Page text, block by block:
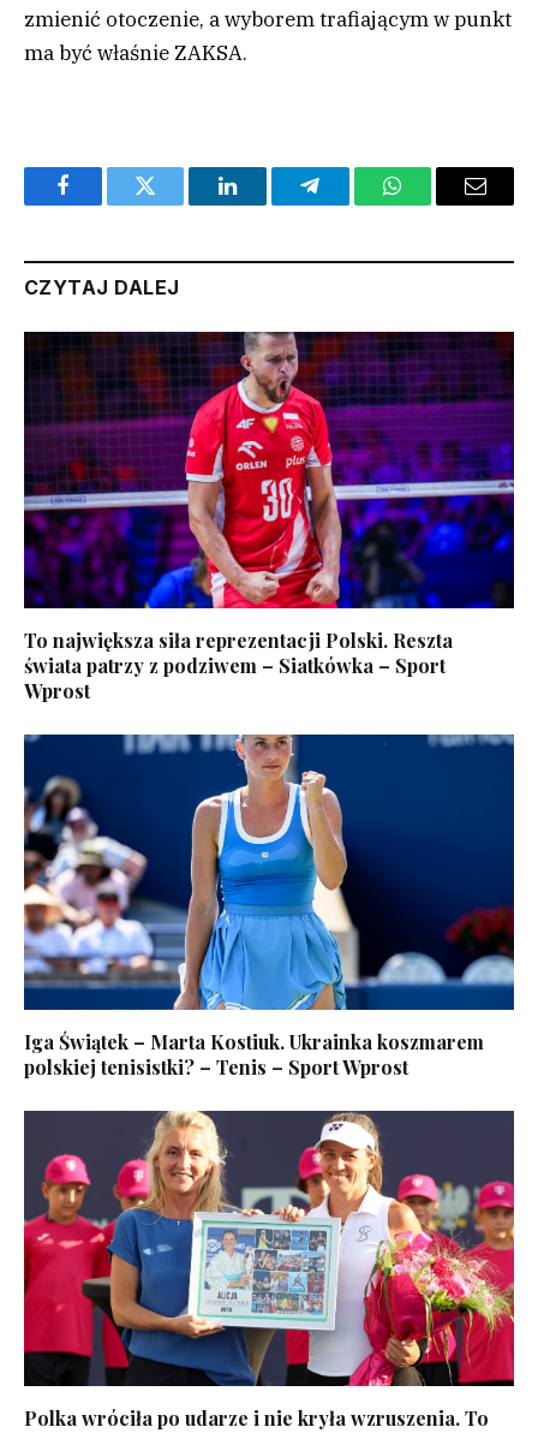
zmienić otoczenie, a wyborem trafiającym w punkt
ma być właśnie ZAKSA.
FacebookTwitter LinkedInTelegramWhatsAppEmail
CZYTAJ DALEJ
To największa siła reprezentacji Polski. Reszta
świata patrzy z podziwem – Siatkówka – Sport
Wprost
Iga Świątek – Marta Kostiuk. Ukrainka koszmarem
polskiej tenisistki? – Tenis – Sport Wprost
Polka wróciła po udarze i nie kryła wzruszenia. To